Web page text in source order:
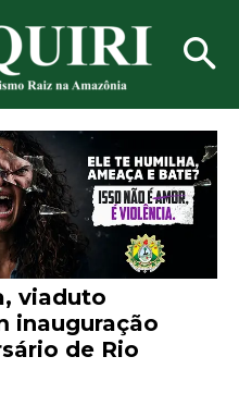
viaduto
inauguração
de Rio